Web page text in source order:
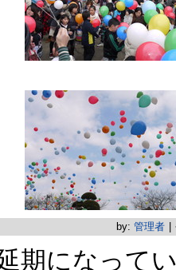
by: 管理者
期になって